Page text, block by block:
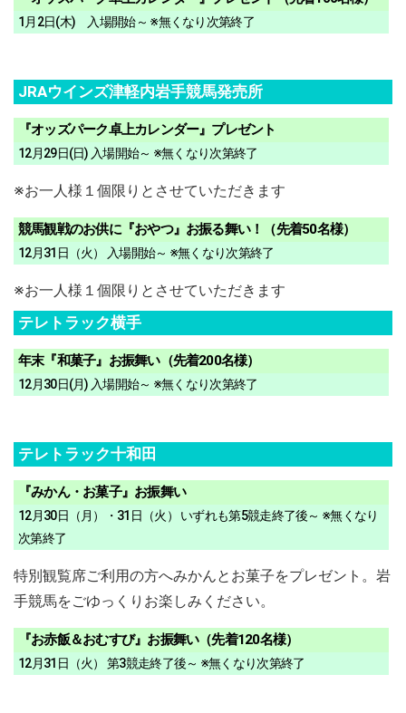
1月2日(木) 入場開始～ ※無くなり次第終了
JRAウインズ津軽内岩手競馬発売所
『オッズパーク卓上カレンダー』プレゼント
12月29日(日) 入場開始～ ※無くなり次第終了
※お一人様１個限りとさせていただきます
競馬観戦のお供に『おやつ』お振る舞い！（先着50名様）
12月31日（火） 入場開始～ ※無くなり次第終了
※お一人様１個限りとさせていただきます
テレトラック横手
年末『和菓子』お振舞い（先着200名様）
12月30日(月) 入場開始～ ※無くなり次第終了
テレトラック十和田
『みかん・お菓子』お振舞い
12月30日（月）・31日（火） いずれも第5競走終了後～ ※無くなり
次第終了
特別観覧席ご利用の方へみかんとお菓子をプレゼント。岩
手競馬をごゆっくりお楽しみください。
『お赤飯＆おむすび』お振舞い（先着120名様）
12月31日（火） 第3競走終了後～ ※無くなり次第終了